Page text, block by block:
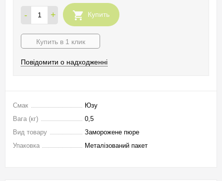
- + Купить
Купить в 1 клик
Повідомити о надходженні
Смак
Юзу
Вага (кг)
0,5
Вид товару
Заморожене пюре
Упаковка
Металізований пакет